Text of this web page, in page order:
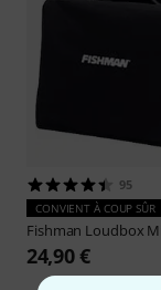
95
CONVIENT À COUP SÛR
Fishman Loudbox
24,90 €